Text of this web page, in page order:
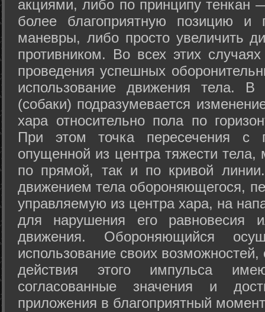
акциями, либо по принципу тенкан
более благоприятную позицию и
маневры, либо просто увеличить
противником. Во всех этих
проведения успешных
использование движения тела.
(собаки) подразумевается
хара относительно пола по
При этом точка пересечения с
опущенной из центра тяжести
по прямой, так и по кривой
движением тела обороняющегося,
управляемую из центра хара, на
для нарушения его равновесия
движения. Обороняющийся
использование своих
действия этого импульса
согласованные значения и
приложения в благоприятный